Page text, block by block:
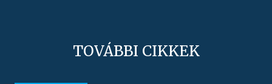
TOVÁBBI CIKKEK